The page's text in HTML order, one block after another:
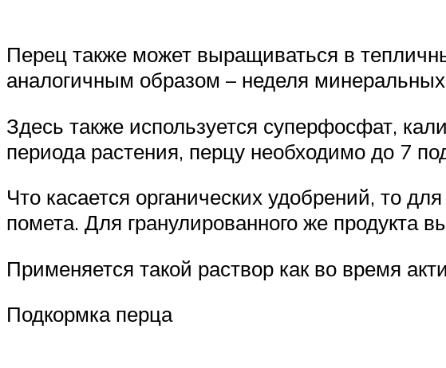
Перец также может выращиваться в
аналогичным образом – неделя
Здесь также используется суперфосфат,
периода растения, перцу необходимо до 7
Что касается органических удобрений, то
помета. Для гранулированного же продукта
Применяется такой раствор как во время
Подкормка перца